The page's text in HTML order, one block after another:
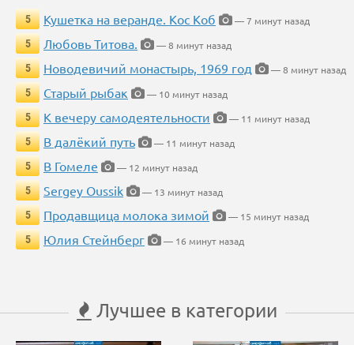
5 Кушетка на веранде. Кос Коб
— 7 минут назад
5
Любовь Титова.
— 8 минут назад
5
Новодевичий монастырь, 1969 год
— 8 минут назад
5
Старый рыбак
— 10 минут назад
5
К вечеру самодеятельности
— 11 минут назад
5
В далёкий путь
— 11 минут назад
5
В Гомеле
— 12 минут назад
5
Sergey Oussik
— 13 минут назад
5
Продавщица молока зимой
— 15 минут назад
5
Юлия Стейнберг — 16 минут назад
Лучшее в категории